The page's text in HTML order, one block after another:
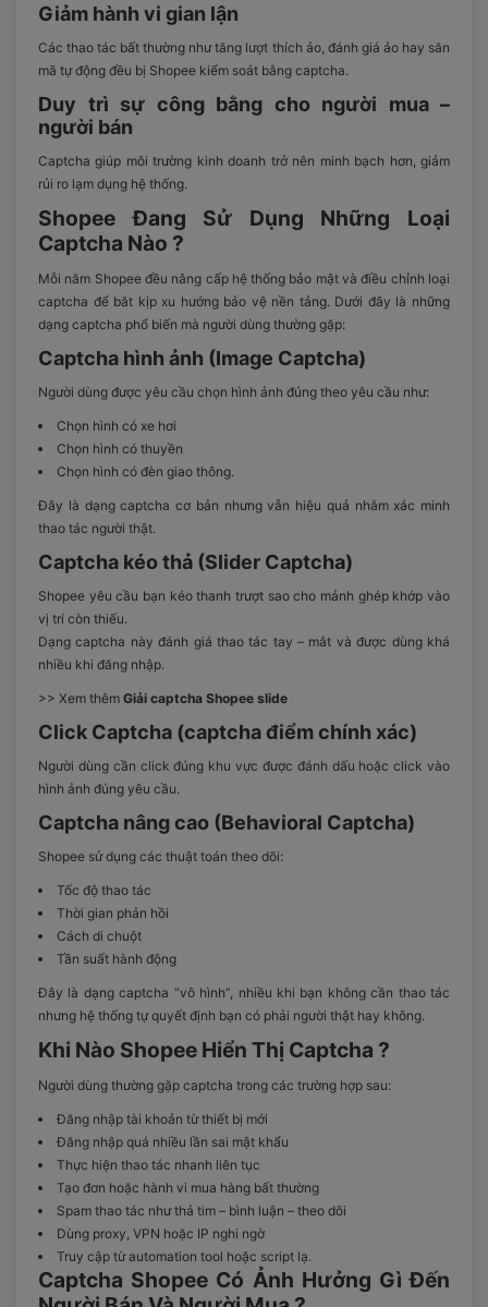
Giảm hành vi gian lận
Các thao tác bất thường như tăng lượt thích ảo, đánh giá ảo hay săn
mã tự động đều bị Shopee kiểm soát bằng captcha.
Duy trì sự công bằng cho người mua –
người bán
Captcha giúp môi trường kinh doanh trở nên minh bạch hơn, giảm
rủi ro lạm dụng hệ thống.
Shopee Đang Sử Dụng Những Loại
Captcha Nào ?
Mỗi năm Shopee đều nâng cấp hệ thống bảo mật và điều chỉnh loại
captcha để bắt kịp xu hướng bảo vệ nền tảng. Dưới đây là những
dạng captcha phổ biến mà người dùng thường gặp:
Captcha hình ảnh (Image Captcha)
Người dùng được yêu cầu chọn hình ảnh đúng theo yêu cầu như:
Chọn hình có xe hơi
Chọn hình có thuyền
Chọn hình có đèn giao thông.
Đây là dạng captcha cơ bản nhưng vẫn hiệu quả nhằm xác minh
thao tác người thật.
Captcha kéo thả (Slider Captcha)
Shopee yêu cầu bạn kéo thanh trượt sao cho mảnh ghép khớp vào
vị trí còn thiếu.
Dạng captcha này đánh giá thao tác tay – mắt và được dùng khá
nhiều khi đăng nhập.
>> Xem thêm Giải captcha Shopee slide
Click Captcha (captcha điểm chính xác)
Người dùng cần click đúng khu vực được đánh dấu hoặc click vào
hình ảnh đúng yêu cầu.
Captcha nâng cao (Behavioral Captcha)
Shopee sử dụng các thuật toán theo dõi:
Tốc độ thao tác
Thời gian phản hồi
Cách di chuột
Tần suất hành động
Đây là dạng captcha “vô hình”, nhiều khi bạn không cần thao tác
nhưng hệ thống tự quyết định bạn có phải người thật hay không.
Khi Nào Shopee Hiển Thị Captcha ?
Người dùng thường gặp captcha trong các trường hợp sau:
Đăng nhập tài khoản từ thiết bị mới
Đăng nhập quá nhiều lần sai mật khẩu
Thực hiện thao tác nhanh liên tục
Tạo đơn hoặc hành vi mua hàng bất thường
Spam thao tác như thả tim – bình luận – theo dõi
Dùng proxy, VPN hoặc IP nghi ngờ
Truy cập từ automation tool hoặc script lạ.
Captcha Shopee Có Ảnh Hưởng Gì Đến